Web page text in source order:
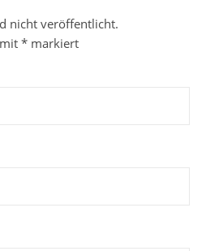
nicht veröffentlicht.
* markiert